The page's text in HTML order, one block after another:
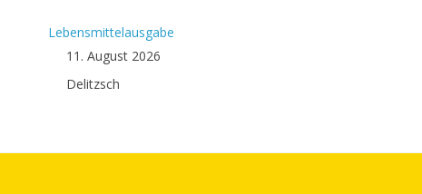
Lebensmittelausgabe
11. August 2026
Delitzsch